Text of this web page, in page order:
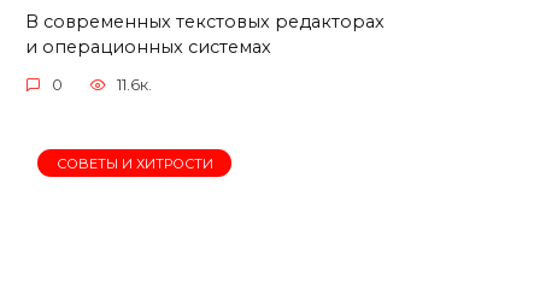
В современных текстовых редакторах
и операционных системах
0 11.6к.
СОВЕТЫ И ХИТРОСТИ